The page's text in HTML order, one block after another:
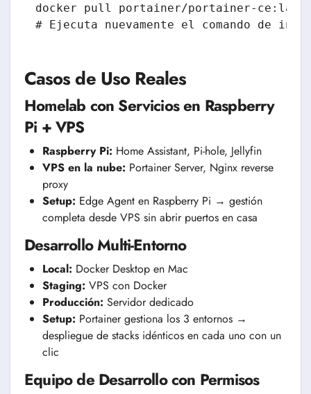
docker pull portainer/portainer-
Casos de Uso Reales
Homelab con Servicios en Raspberry
Pi + VPS
Raspberry Pi: Home Assistant, Pi-hole, Jellyfin
VPS en la nube: Portainer Server, Nginx reverse
proxy
Setup: Edge Agent en Raspberry Pi → gestión
completa desde VPS sin abrir puertos en casa
Desarrollo Multi-Entorno
Local: Docker Desktop en Mac
Staging: VPS con Docker
Producción: Servidor dedicado
Setup: Portainer gestiona los 3 entornos →
despliegue de stacks idénticos en cada uno con un
clic
Equipo de Desarrollo con Permisos